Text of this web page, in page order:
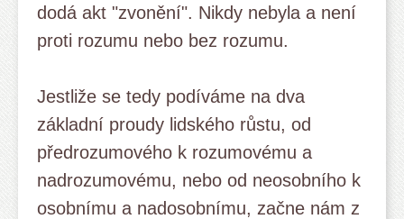
dodá akt "zvonění". Nikdy nebyla a není
proti rozumu nebo bez rozumu.
Jestliže se tedy podíváme na dva
základní proudy lidského růstu, od
předrozumového k rozumovému a
nadrozumovému, nebo od neosobního k
osobnímu a nadosobnímu, začne nám z